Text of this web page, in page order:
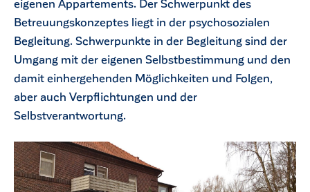
Betreuungskonzeptes liegt in der psychosozialen
Begleitung. Schwerpunkte in der Begleitung sind der
Umgang mit der eigenen Selbstbestimmung und den
damit einhergehenden Möglichkeiten und Folgen,
aber auch Verpflichtungen und der
Selbstverantwortung.